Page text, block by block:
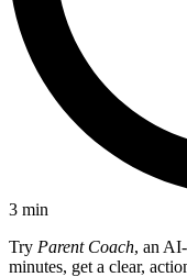
3 min
Try Parent Coach, an
minutes, get a clear,